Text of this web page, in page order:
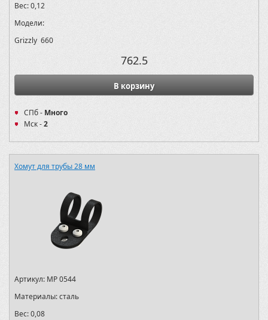
Вес:0,12
Модели:
Grizzly 660
762.5
В корзину
СПб - Много
Мск -2
Хомут для трубы 28 мм
Артикул: MP 0544
Материалы:сталь
Вес:0,08